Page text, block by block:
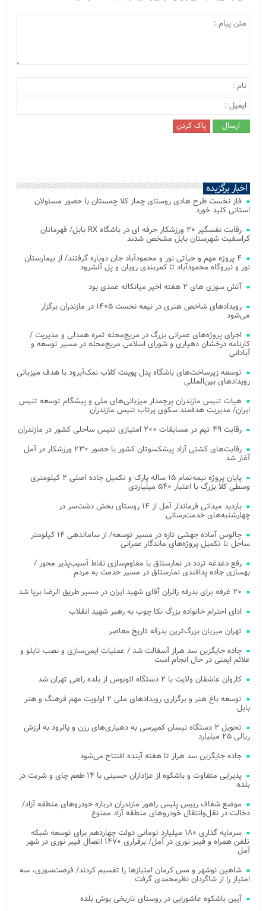
اخبار برگزیده
فاز نخست طرح هادی روستای چماز کلا چمستان با حضور مسئولان
استانی کلید خورد
رقابت نفسگیر ۲۰ ورزشکار حرفه ای در باشگاه RX بابل/ قهرمانان
کراسفیت شهرستان بابل مشخص شدند
۴ پروژه مهم و حیاتی نور و محمودآباد جان دوباره گرفتند/ از بیمارستان
نور و نیروگاه محمودآباد تا کمربندی رویان و پل آلشرود
آتش‌ سوزی‌ های ۲ هفته اخیر میانکاله عمدی بود
رویدادهای شاخص هنری در نیمه نخست ۱۴۰۵ در مازندران برگزار
می‌شود
اجرای پروژه‌های عمرانی بزرگ در مریج‌محله ثمره همدلی و مدیریت /
کارنامه درخشان دهیاری و شورای اسلامی مریج‌محله در مسیر توسعه و
آبادانی
توسعه زیرساخت‌های باشگاه پدل پوینت کلاب نمک‌آبرود با هدف میزبانی
رویدادهای بین‌المللی
هیات تنیس مازندران پرچمدار میزبانی‌های ملی و پیشگام توسعه تنیس
ایران/ مدیریت هدفمند سکوی پرتاب تنیس مازندران
رقابت ۴۹ تیم در مسابقات ۲۰۰ امتیازی تنیس ساحلی کشور در مازندران
رقابت‌های کشتی آزاد پیشکسوتان کشور با حضور ۲۳۰ ورزشکار در آمل
آغاز شد
پایان پروژه نیمه‌تمام ۱۵ ساله پارک و تکمیل جاده اصلی ۲ کیلومتری
وسطی کلا بزرگ با اعتبار ۵۴۰ میلیاردی
بازدید میدانی فرماندار آمل از ۱۴ روستای بخش دشت‌سر در
چهارشنبه‌های خدمت‌رسانی
چالوس آماده جهشی تازه در مسیر توسعه/ از ساماندهی ۱۴ کیلومتر
ساحل تا تکمیل پروژه‌های ماندگار عمرانی
رفع دغدغه تردد در نمارستاق با مقاوم‌سازی نقاط آسیب‌پذیر محور /
بهسازی جاده پدافندی نمارستاق در مسیر خدمت به مردم
۲۰ غرفه برای بدرقه زائران آقای شهید ایران در مسیر طریق الرضا برپا شد
ادای احترام خانواده بزرگ نکا چوب به رهبر شهید انقلاب
تهران میزبان بزرگ‌ترین بدرقه تاریخ معاصر
جاده جایگزین سد هراز آسفالت شد / عملیات ایمن‌سازی و نصب تابلو و
علائم ایمنی در حال انجام است
کاروان عاشقان ولایت با ۲ دستگاه اتوبوس از بلده راهی تهران شد
توسعه باغ هنر و برگزاری رویدادهای ملی ۲ اولویت مهم فرهنگ و هنر
بابل
تحویل ۲ دستگاه نیسان کمپرسی به دهیاری‌های رزن و یالرود به ارزش
ریالی ۲۵ میلیارد
جاده جایگزین سد هراز تا هفته آینده افتتاح می‌شود
پذیرایی متفاوت و باشکوه از عزاداران حسینی با ۱۴ طعم چای و شربت در
بلده
موضع شفاف رییس پلیس راهور مازندران درباره خودروهای منطقه آزاد/
دخالت در نقل‌وانتقال خودروهای منطقه آزاد ممنوع
سرمایه گذاری ۱۸۰ میلیارد تومانی دولت چهاردهم برای توسعه شبکه
تلفن همراه و فیبر نوری در آمل/ برقراری ۱۴۷۰ اتصال فیبر نوری در شهر
آمل
شاهین نوشهر و مس کرمان امتیازها را تقسیم کردند/ فرصت‌سوزی، سه
امتیاز را از شاگردان نظرمحمدی گرفت
آیین باشکوه عاشورایی در روستای تاریخی یوش بلده